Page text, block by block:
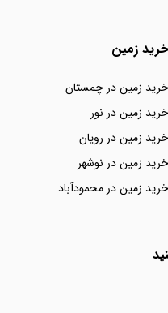
خرید زمین
خرید زمین در چمستان
خرید زمین در نور
خرید زمین در رویان
خرید زمین در نوشهر
خرید زمین در محمودآباد